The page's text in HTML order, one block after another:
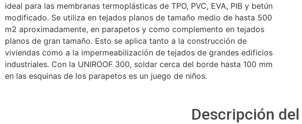
ideal para las membranas termoplásticas de TPO, PVC, EVA, PIB y betún
modificado. Se utiliza en tejados planos de tamaño medio de hasta 500
m2 aproximadamente, en parapetos y como complemento en tejados
planos de gran tamaño. Esto se aplica tanto a la construcción de
viviendas como a la impermeabilización de tejados de grandes edificios
industriales. Con la UNIROOF 300, soldar cerca del borde hasta 100 mm
en las esquinas de los parapetos es un juego de niños.
Descripción